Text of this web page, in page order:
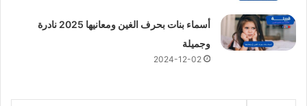
أسماء بنات بحرف الغين ومعانيها 2025 نادرة
وجميلة
2024-12-02